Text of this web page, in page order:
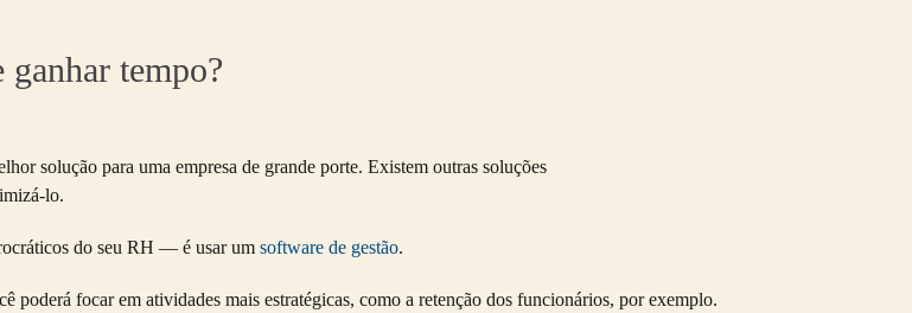
tempo?
solução para uma empresa de grande porte. Existem outras soluções
lo.
do seu RH — é usar um software de gestão.
poderá focar em atividades mais estratégicas, como a retenção dos funcionários, por exemplo.